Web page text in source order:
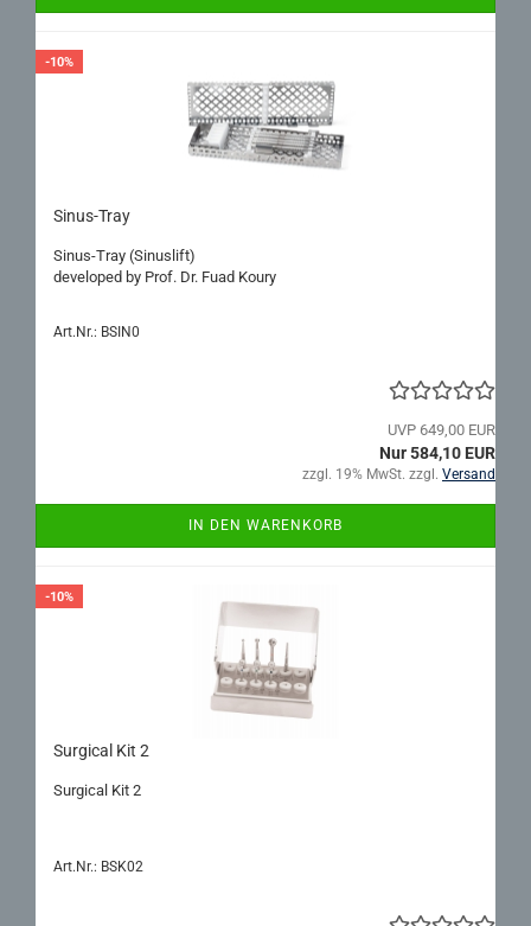
-10%
Sinus-​​Tray
Sinus-​Tray (Si­nus­lift)
de­ve­lo­ped by Prof. Dr. Fuad Koury
Art.Nr.: BSIN0
UVP 649,00 EUR
Nur 584,10 EUR
zzgl. 19% MwSt. zzgl. Versand
IN DEN WARENKORB
-10%
Sur­gi­cal Kit 2
Sur­gi­cal Kit 2
Art.Nr.: BSK02